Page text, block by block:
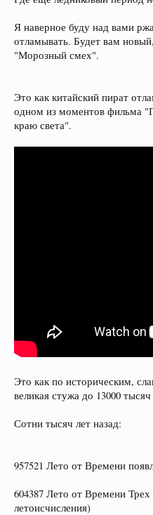
Я наверное буду над вами
отламывать. Будет вам
"Морозный смех".
Это как китайский пират
одном из моментов фильма
краю света".
Это как по историческим,
великая стужа до 13000 тысяч
Сотни тысяч лет назад:
957521 Лето от Времени
604387 Лето от Времени
летоисчисления)